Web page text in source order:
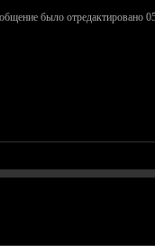
было отредактировано